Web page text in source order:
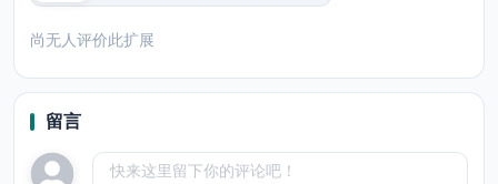
尚无人评价此扩展
留言